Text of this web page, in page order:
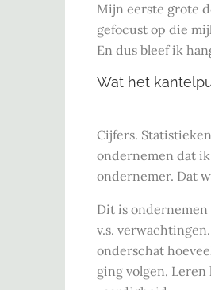
Mijn eerste grote
gefocust op die
En dus bleef ik
Wat het
Cijfers.
ondernemen dat
ondernemer. Dat
Dit is ondernemen
v.s.
onderschat
ging volgen.